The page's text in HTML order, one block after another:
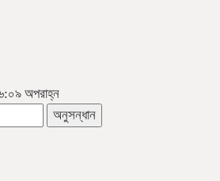
অপরাহ্ন
অনুসন্ধান